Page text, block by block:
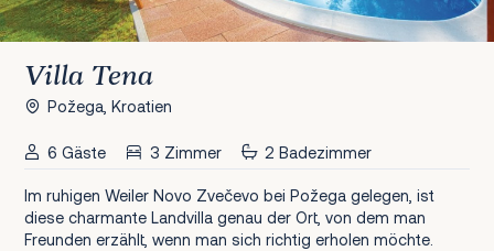
Villa Tena
Požega, Kroatien
6 Gäste 3 Zimmer 2 Badezimmer
Im ruhigen Weiler Novo Zvečevo bei Požega gelegen, ist
diese charmante Landvilla genau der Ort, von dem man
Freunden erzählt, wenn man sich richtig erholen möchte.